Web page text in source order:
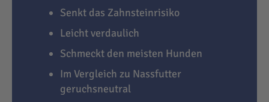
Senkt das Zahnsteinrisiko
Leicht verdaulich
Schmeckt den meisten Hunden
Im Vergleich zu Nassfutter
geruchsneutral